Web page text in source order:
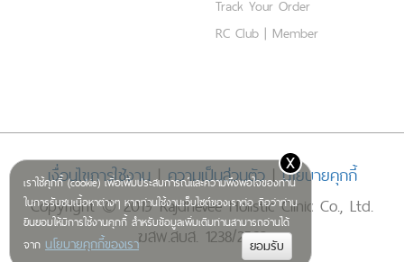
เราใช้คุกกี้ (cookie) เพื่อเพิ่มประสบการณ์และความพึงพอใจของท่าน
ในการรับชมเนื้อหาต่างๆ หากท่านใช้งานเว็บไซต์ของเราต่อ ถือว่าท่าน
ยินยอมให้มีการใช้งานคุกกี้ สำหรับข้อมูลเพิ่มเติมท่านสามารถอ่านได้
จาก นโยบายคุกกี้ของเรา
x
Track Your Order
RC Club | Member
เงื่อนไขการใช้งาน|ความเป็นส่วนตัว|นโยบายคุกกี้
Copyright © 2019 Rajdhevee Holistic Clinic Co., Ltd.
ฆสพ.สบส. 1238/2562